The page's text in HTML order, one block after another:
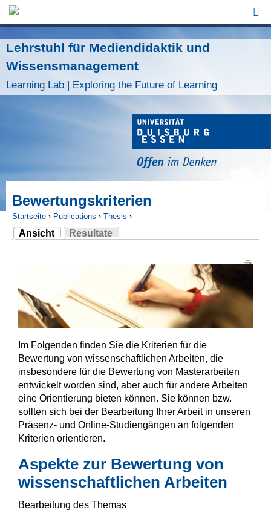
Lehrstuhl für Mediendidaktik und
Wissensmanagement
Learning Lab | Exploring the Future of Learning
Bewertungskriterien
Sie sind hier
Startseite › Publications › Thesis ›
Ansicht
(aktiver Reiter)
Resultate
Im Folgenden finden Sie die Kriterien für die
Bewertung von wissenschaftlichen Arbeiten, die
insbesondere für die Bewertung von Masterarbeiten
entwickelt worden sind, aber auch für andere Arbeiten
eine Orientierung bieten können. Sie können bzw.
sollten sich bei der Bearbeitung Ihrer Arbeit in unseren
Präsenz- und Online-Studiengängen an folgenden
Kriterien orientieren.
Aspekte zur Bewertung von
wissenschaftlichen Arbeiten
Bearbeitung des Themas